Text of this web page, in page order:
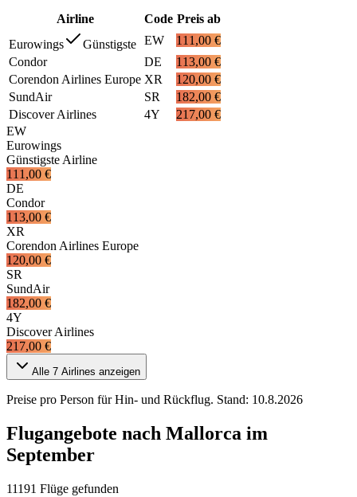
Airline Code Preis ab
Eurowings
Günstigste EW
111,00 €
Condor
DE
113,00 €
Corendon Airlines Europe XR
120,00 €
SundAir
SR
182,00 €
Discover Airlines
4Y
217,00 €
EW
Eurowings
Günstigste Airline
111,00 €
DE
Condor
113,00 €
XR
Corendon Airlines Europe
120,00 €
SR
SundAir
182,00 €
4Y
Discover Airlines
217,00 €
Alle 7 Airlines anzeigen
Preise pro Person für Hin- und Rückflug. Stand: 10.8.2026
Flugangebote nach Mallorca im
September
11191 Flüge gefunden